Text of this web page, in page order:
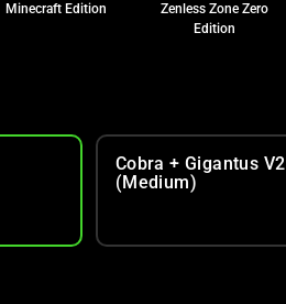
Minecraft Edition
Zenless Zone Zero
Edition
Cobra + Gigantus V2
(Medium)